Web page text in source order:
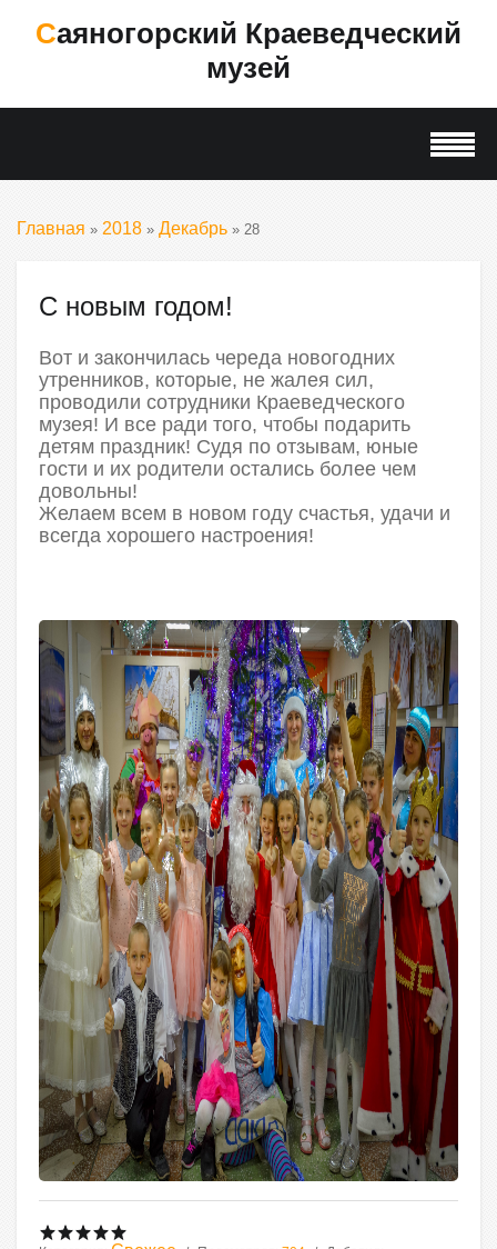
Саяногорский Краеведческий
музей
Главная » 2018 » Декабрь » 28
С новым годом!
Вот и закончилась череда новогодних
утренников, которые, не жалея сил,
проводили сотрудники Краеведческого
музея! И все ради того, чтобы подарить
детям праздник! Судя по отзывам, юные
гости и их родители остались более чем
довольны!
Желаем всем в новом году счастья, удачи и
всегда хорошего настроения!